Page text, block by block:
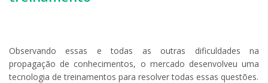
Observando essas e todas as outras dificuldades na
propagação de conhecimentos, o mercado desenvolveu uma
tecnologia de treinamentos para resolver todas essas questões.